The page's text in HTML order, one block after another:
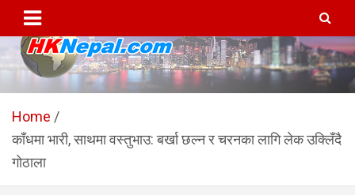
content
HKNepal.com – हङकङबाट
सञ्चालित पहिलो नेपाली अनलाईन
पत्रिका
hknepal, hknepal.com, hk nepal, hk nepal com
Home
काँधमा भारी, साथमा वस्तुभाउ: बर्खा छल्न र चरनका लागि लेक उक्लिँदै
गोठाला